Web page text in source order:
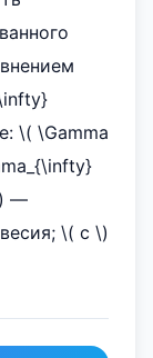
\( \Gamma
—
\( c \)